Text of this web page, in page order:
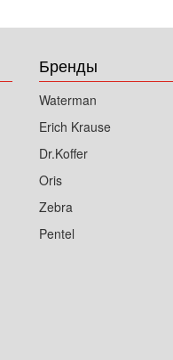
Бренды
Waterman
Erich Krause
Dr.Koffer
Oris
Zebra
Pentel